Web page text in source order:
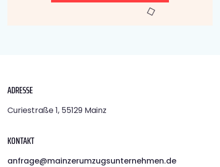
ADRESSE
Curiestraße 1, 55129 Mainz
KONTAKT
anfrage@mainzerumzugsunternehmen.de